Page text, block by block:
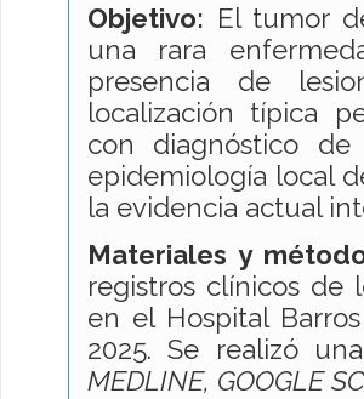
Objetivo: El tumor
una rara
presencia de
localización típica
con diagnóstico
epidemiología local
la evidencia actual
Materiales y
registros clínicos de
en el Hospital
2025. Se realizó
MEDLINE, GOOGLE